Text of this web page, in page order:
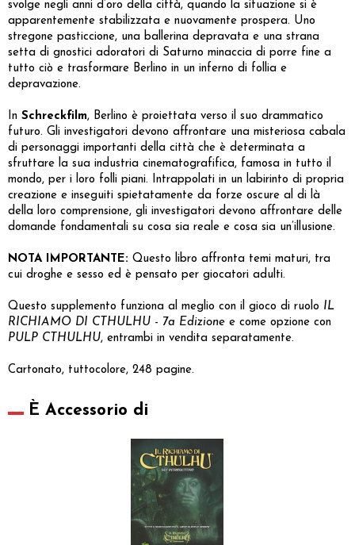
svolge negli anni d’oro della città, quando la situazione si è
apparentemente stabilizzata e nuovamente prospera. Uno
stregone pasticcione, una ballerina depravata e una strana
setta di gnostici adoratori di Saturno minaccia di porre fine a
tutto ciò e trasformare Berlino in un inferno di follia e
depravazione.
In Schreckfilm, Berlino è proiettata verso il suo drammatico
futuro. Gli investigatori devono affrontare una misteriosa cabala
di personaggi importanti della città che è determinata a
sfruttare la sua industria cinematografifica, famosa in tutto il
mondo, per i loro folli piani. Intrappolati in un labirinto di propria
creazione e inseguiti spietatamente da forze oscure al di là
della loro comprensione, gli investigatori devono affrontare delle
domande fondamentali su cosa sia reale e cosa sia un’illusione.
NOTA IMPORTANTE: Questo libro affronta temi maturi, tra
cui droghe e sesso ed è pensato per giocatori adulti.
Questo supplemento funziona al meglio con il gioco di ruolo IL
RICHIAMO DI CTHULHU - 7a Edizione e come opzione con
PULP CTHULHU, entrambi in vendita separatamente.
Cartonato, tuttocolore, 248 pagine.
È Accessorio di